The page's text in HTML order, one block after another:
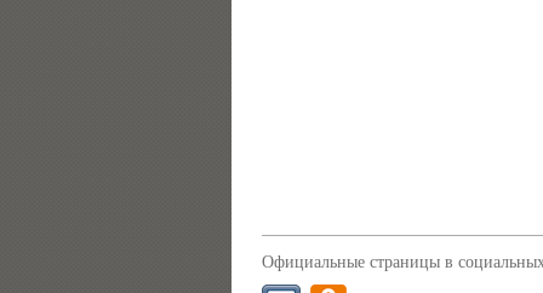
Официальные страницы в социальных